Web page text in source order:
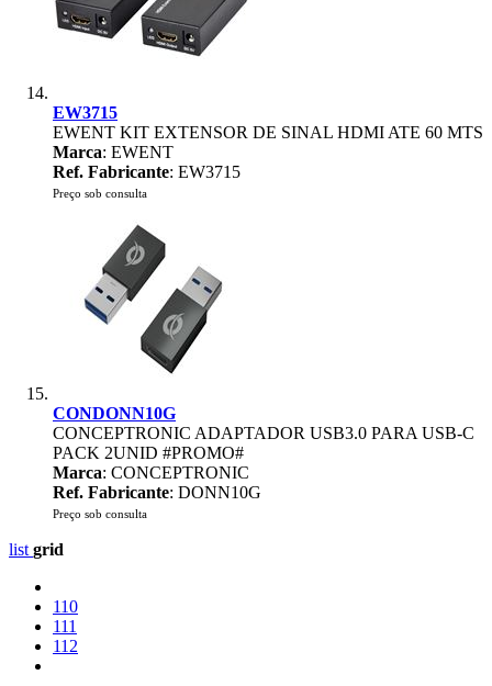
EW3715
EWENT KIT EXTENSOR DE SINAL HDMI ATE 60 MTS
Marca: EWENT
Ref. Fabricante: EW3715
Preço sob consulta
CONDONN10G
CONCEPTRONIC ADAPTADOR USB3.0 PARA USB-C
PACK 2UNID #PROMO#
Marca: CONCEPTRONIC
Ref. Fabricante: DONN10G
Preço sob consulta
list grid
110
111
112